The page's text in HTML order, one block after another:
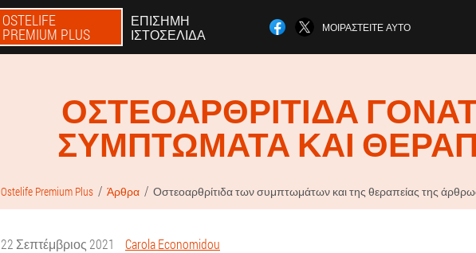
OSTELIFE
PREMIUM PLUS
ΕΠΊΣΗΜΗ
ΙΣΤΟΣΕΛΊΔΑ
ΜΟΙΡΑΣΤΕΊΤΕ ΑΥΤΌ
ΟΣΤΕΟΑΡΘΡΊΤΙΔΑ
ΣΥΜΠΤΏΜΑΤΑ ΚΑΙ
Ostelife Premium Plus Άρθρα Οστεοαρθρίτιδα των συμπτωμάτων και της θεραπείας της
22 Σεπτέμβριος 2021
Carola Economidou